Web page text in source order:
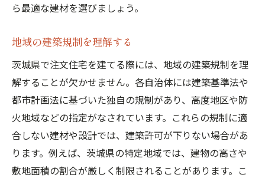
ら最適な建材を選びましょう。
地域の建築規制を理解する
茨城県で注文住宅を建てる際には、地域の建築規制を理
解することが欠かせません。各自治体には建築基準法や
都市計画法に基づいた独自の規制があり、高度地区や防
火地域などの指定がなされています。これらの規制に適
合しない建材や設計では、建築許可が下りない場合があ
ります。例えば、茨城県の特定地域では、建物の高さや
敷地面積の割合が厳しく制限されることがあります。こ